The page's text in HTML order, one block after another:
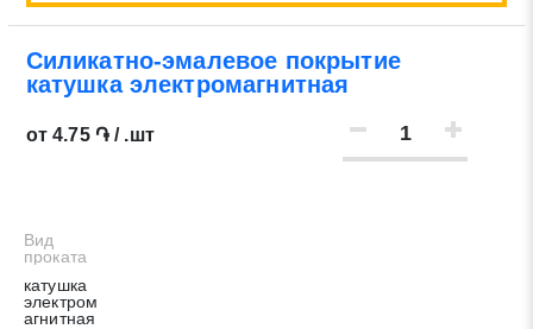
Силикатно-эмалевое покрытие
катушка электромагнитная
от 4.75 ֏ / .шт
Вид
проката
катушка
электром
агнитная